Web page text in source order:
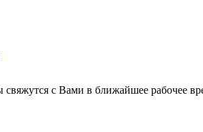
с Вами в ближайшее рабочее